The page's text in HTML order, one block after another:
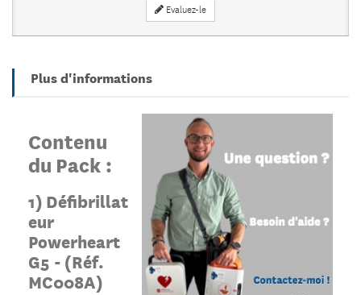
Evaluez-le
Plus d'informations
Contenu
du Pack :
1)Défibrillat
eur
Powerheart
G5 - (Réf.
MC008A)